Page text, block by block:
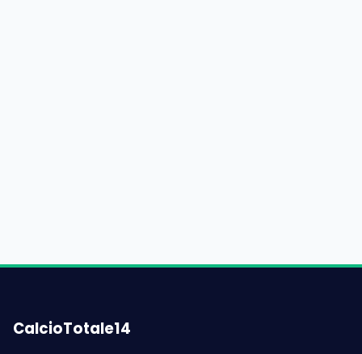
CalcioTotale14